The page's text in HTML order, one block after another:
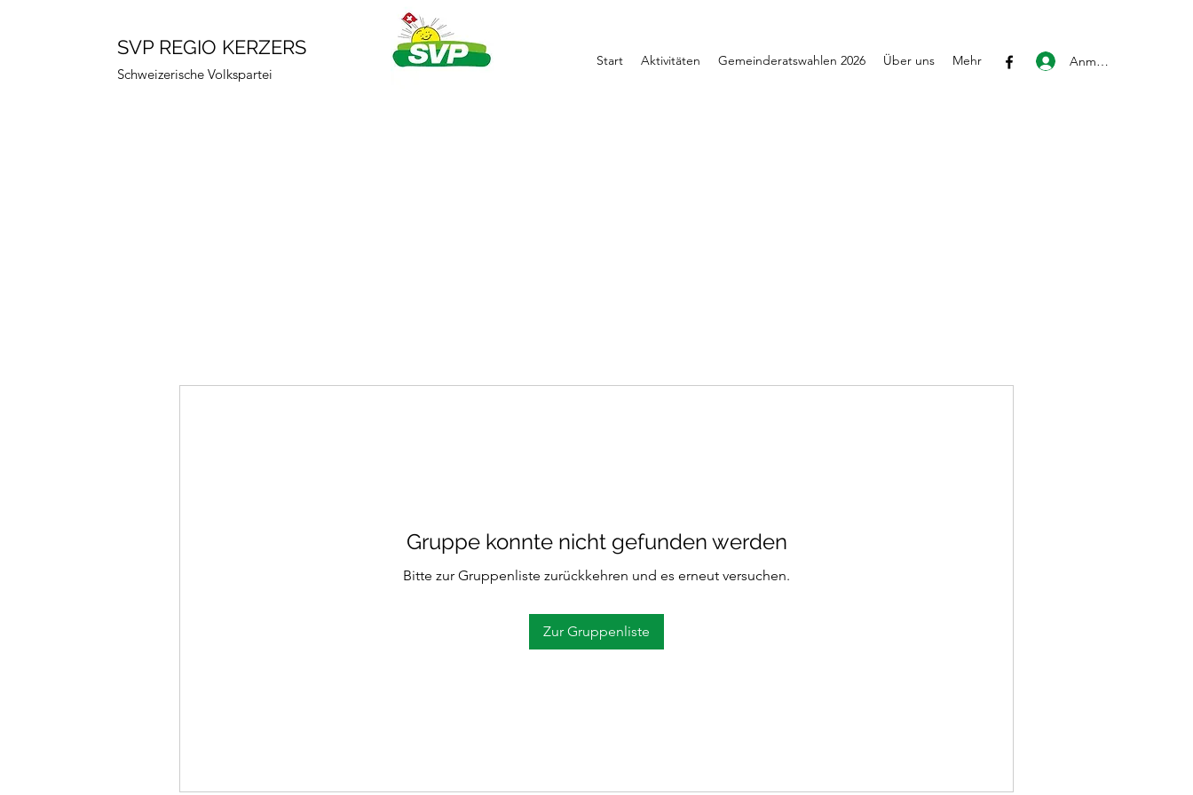
SVP REGIO KERZERS
Schweizerische Volkspartei
Start Aktivitäten Gemeinderatswahlen 2026 Über uns Mehr Anmelden
Gruppe konnte nicht gefunden werden
Bitte zur Gruppenliste zurückkehren und es erneut versuchen.
Zur Gruppenliste